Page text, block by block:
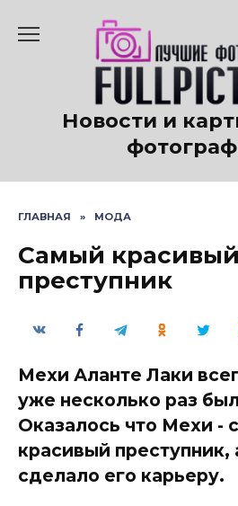
содержанию
Новости и
ГЛАВНАЯ » МОДА
Самый красивый
преступник
Мехи Аланте Лаки
уже несколько раз
Оказалось что Мехи -
красивый преступник,
сделало его карьеру.